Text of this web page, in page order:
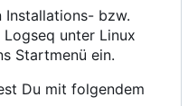
Installations- bzw.
unter Linux
Startmenü ein.
Du mit folgendem